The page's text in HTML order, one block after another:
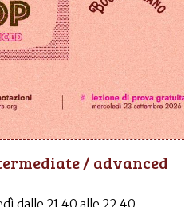
/ advanced